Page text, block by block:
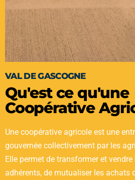
VAL DE GASCOGNE
Qu'est ce qu'une
Coopérative
Une coopérative agricole est une
gouvernée collectivement par les
Elle permet de transformer et
adhérents, de mutualiser les achats